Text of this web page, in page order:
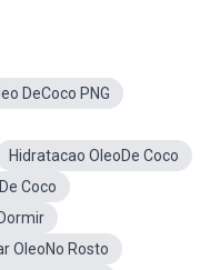
DeCoco PNG
Hidratacao OleoDe Coco
Coco
OleoNo Rosto